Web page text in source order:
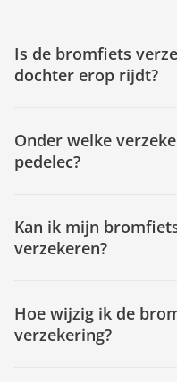
Is de bromfiets
dochter erop rijdt?
Onder welke
pedelec?
Kan ik mijn
verzekeren?
Hoe wijzig ik de
verzekering?